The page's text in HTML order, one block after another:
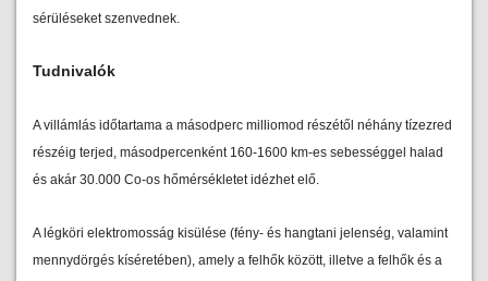
sérüléseket szenvednek.
Tudnivalók
A villámlás időtartama a másodperc milliomod részétől néhány tízezred
részéig terjed, másodpercenként 160-1600 km-es sebességgel halad
és akár 30.000 Co-os hőmérsékletet idézhet elő.
A légköri elektromosság kisülése (fény- és hangtani jelenség, valamint
mennydörgés kíséretében), amely a felhők között, illetve a felhők és a